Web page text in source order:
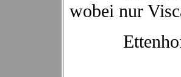
wobei nur
Ettenhofer